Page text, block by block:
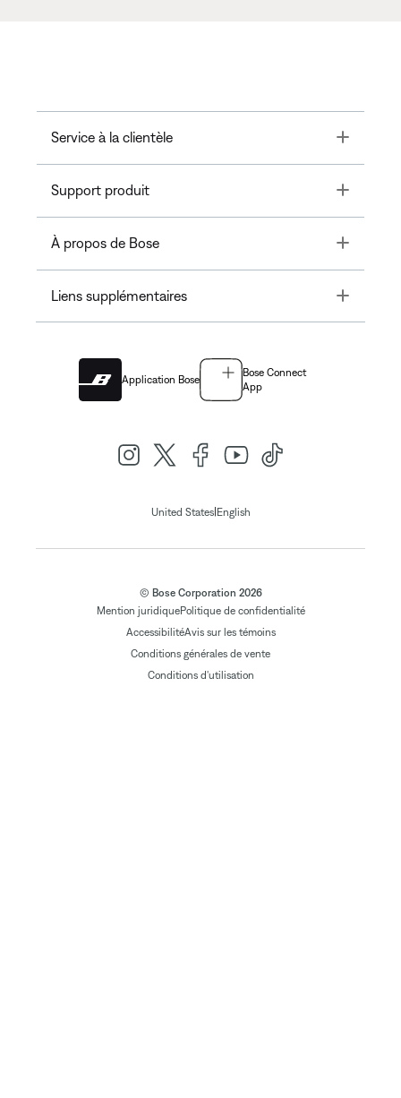
Service à la clientèle Toggle
Support produit Toggle
À propos de Bose Toggle
Liens supplémentaires Toggle
Application Bose
Bose Connect
App
United States| English
© Bose Corporation 2026
Mention juridiquePolitique de confidentialité
AccessibilitéAvis sur les témoins
Conditions générales de vente
Conditions d'utilisation